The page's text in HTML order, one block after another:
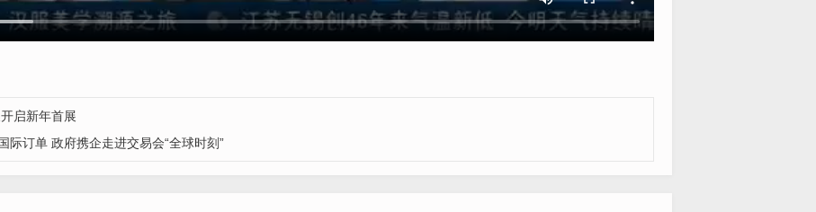
启新年首展
际订单 政府携企走进交易会“全球时刻”